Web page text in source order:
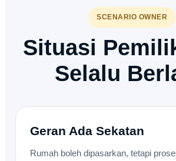
SCENARIO OWNER
Situasi
Selalu
Geran Ada Sekatan
Rumah boleh dipasarkan, tetapi